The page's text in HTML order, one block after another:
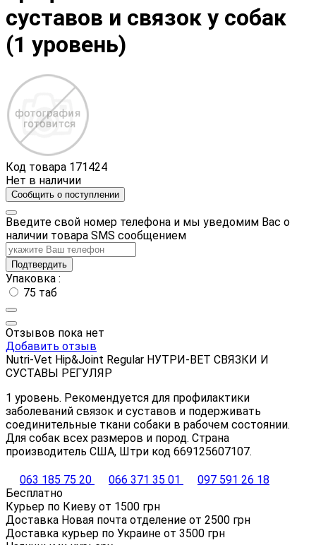
суставов и связок у собак
(1 уровень)
Код товара 171424
Нет в наличии
Сообщить о поступлении
Введите свой номер телефона и мы уведомим Вас о
наличии товара SMS сообщением
Подтвердить
Упаковка :
75 таб
Отзывов пока нет
Добавить отзыв
Nutri-Vet Hip&Joint Regular НУТРИ-ВЕТ СВЯЗКИ И
СУСТАВЫ РЕГУЛЯР
1 уровень. Рекомендуется для профилактики
заболеваний связок и суставов и подерживать
соединительные ткани собаки в рабочем состоянии.
Для собак всех размеров и пород. Страна
производитель США, Штри код 669125607107.
063 185 75 20 066 371 35 01
097 591 26 18
Бесплатно
Курьер по Киеву от 1500 грн
Доставка Новая почта отделение от 2500 грн
Доставка курьер по Украине от 3500 грн